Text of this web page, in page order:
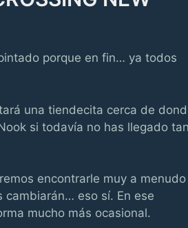
porque en fin… ya todos
una tiendecita cerca de
si todavía no has llegado
encontrarle muy a menudo
cambiarán… eso sí. En ese
mucho más ocasional.